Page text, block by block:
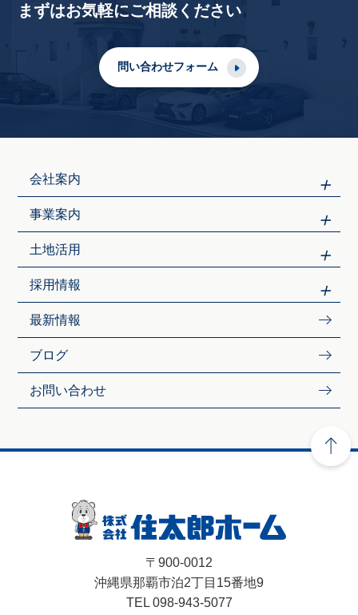
まずはお気軽にご相談ください
問い合わせフォーム
会社案内
事業案内
土地活用
採用情報
最新情報
ブログ
お問い合わせ
〒900-0012
沖縄県那覇市泊2丁目15番地9
TEL 098-943-5077